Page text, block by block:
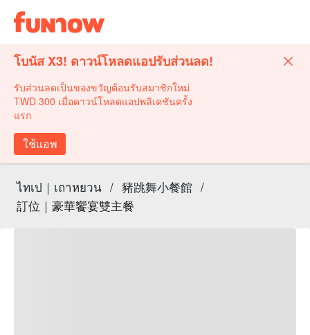
โบนัส X3! ดาวน์โหลดแอปรับส่วนลด!
รับส่วนลดเป็นของขวัญต้อนรับสมาชิกใหม่
TWD 300 เมื่อดาวน์โหลดแอปพลิเคชันครั้ง
แรก
ใช้แอพ
ไทเป｜เถาหยวน / 豬跳舞小餐館 /
訂位｜豪華饗宴雙主餐